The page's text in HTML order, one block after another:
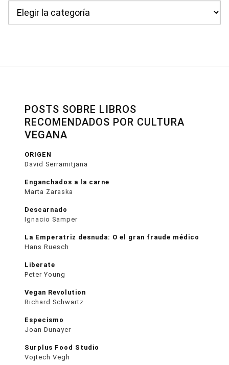
POSTS SOBRE LIBROS
RECOMENDADOS POR CULTURA
VEGANA
ORIGEN
David Serramitjana
Enganchados a la carne
Marta Zaraska
Descarnado
Ignacio Samper
La Emperatriz desnuda: O el gran fraude médico
Hans Ruesch
Liberate
Peter Young
Vegan Revolution
Richard Schwartz
Especismo
Joan Dunayer
Surplus Food Studio
Vojtech Vegh